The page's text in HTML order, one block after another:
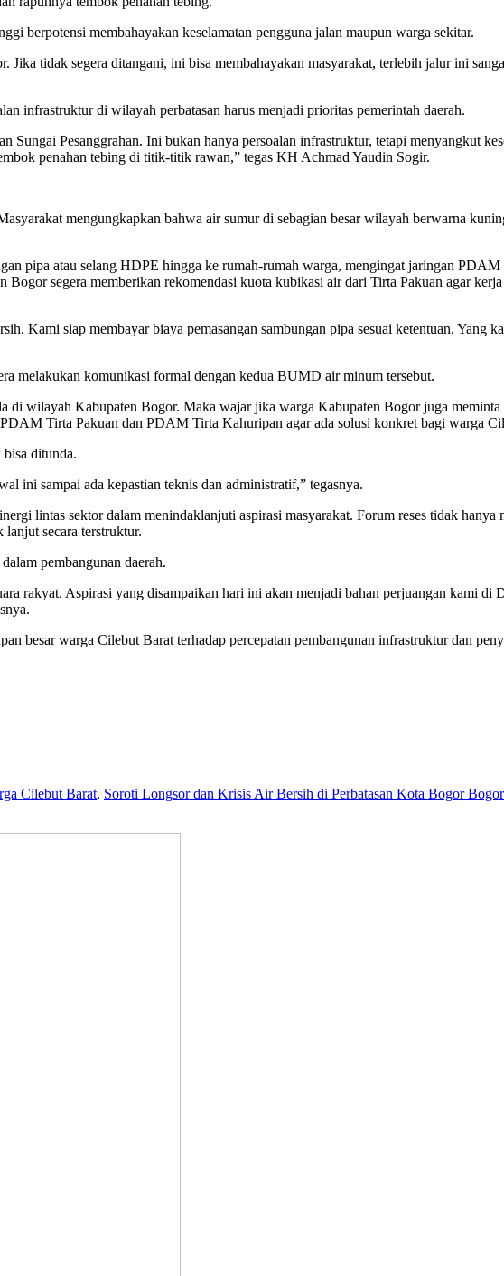
berpotensi membahayakan keselamatan pengguna jalan maupun warga sekitar.
tidak segera ditangani, ini bisa membahayakan masyarakat, terlebih jalur ini
infrastruktur di wilayah perbatasan harus menjadi prioritas pemerintah daerah.
Sungai Pesanggrahan. Ini bukan hanya persoalan infrastruktur, tetapi menyangkut
penahan tebing di titik-titik rawan,” tegas KH Achmad Yaudin Sogir.
mengungkapkan bahwa air sumur di sebagian besar wilayah berwarna
pipa atau selang HDPE hingga ke rumah-rumah warga, mengingat jaringan PDAM
segera memberikan rekomendasi kuota kubikasi air dari Tirta Pakuan agar
Kami siap membayar biaya pemasangan sambungan pipa sesuai ketentuan. Yang
melakukan komunikasi formal dengan kedua BUMD air minum tersebut.
di wilayah Kabupaten Bogor. Maka wajar jika warga Kabupaten Bogor juga meminta
Tirta Pakuan dan PDAM Tirta Kahuripan agar ada solusi konkret bagi warga
bisa ditunda.
ini sampai ada kepastian teknis dan administratif,” tegasnya.
lintas sektor dalam menindaklanjuti aspirasi masyarakat. Forum reses tidak hanya
secara terstruktur.
pembangunan daerah.
rakyat. Aspirasi yang disampaikan hari ini akan menjadi bahan perjuangan kami
besar warga Cilebut Barat terhadap percepatan pembangunan infrastruktur dan
Cilebut Barat, Soroti Longsor dan Krisis Air Bersih di Perbatasan Kota Bogor